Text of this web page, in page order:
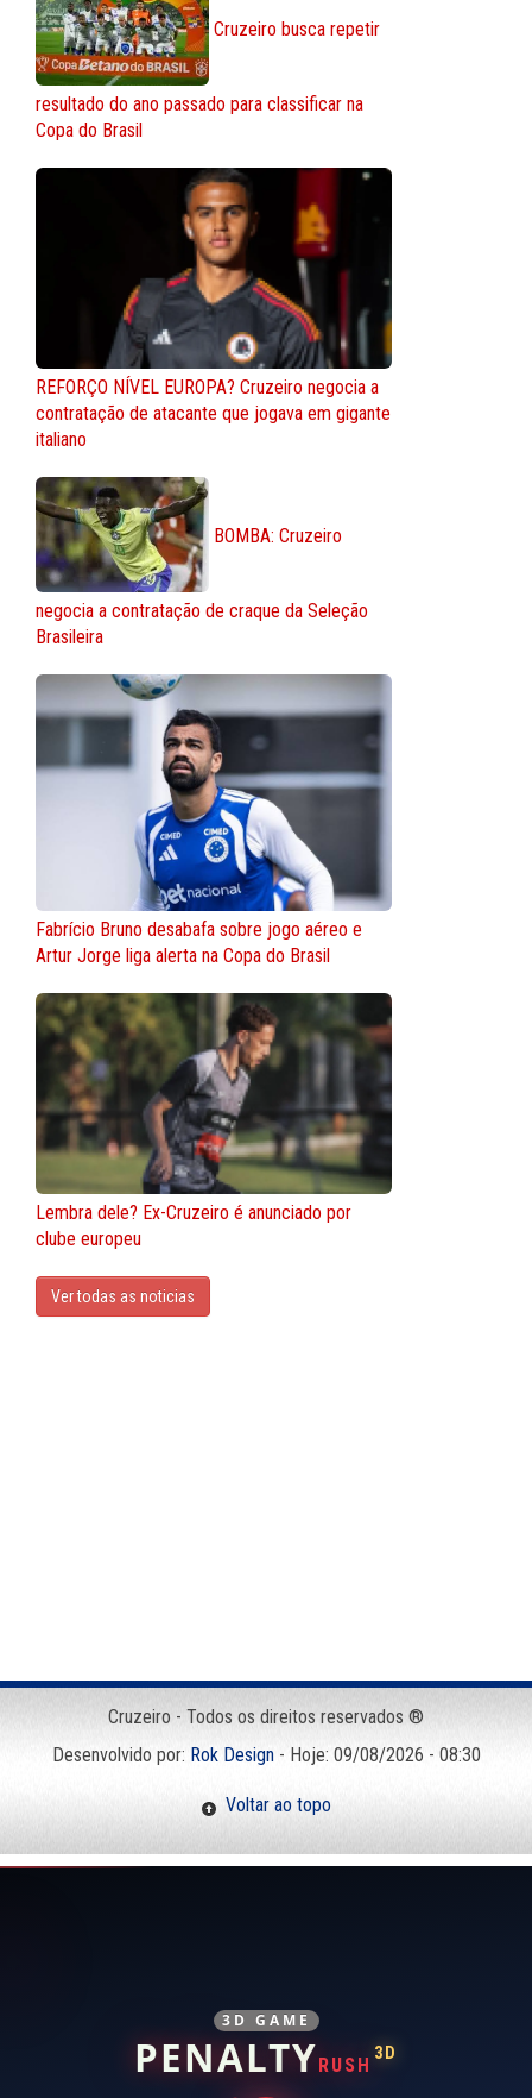
Cruzeiro busca repetir
resultado do ano passado para classificar na
Copa do Brasil
REFORÇO NÍVEL EUROPA? Cruzeiro negocia a
contratação de atacante que jogava em gigante
italiano
BOMBA: Cruzeiro
negocia a contratação de craque da Seleção
Brasileira
Fabrício Bruno desabafa sobre jogo aéreo e
Artur Jorge liga alerta na Copa do Brasil
Lembra dele? Ex-Cruzeiro é anunciado por
clube europeu
Ver todas as noticias
Cruzeiro - Todos os direitos reservados ®
Desenvolvido por: Rok Design- Hoje: 09/08/2026 - 08:30
Voltar ao topo
3D GAME
PENALTY RUSH
3D